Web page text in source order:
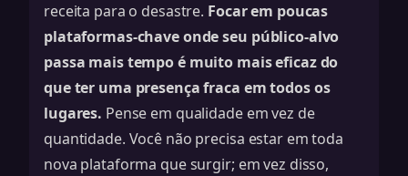
receita para o desastre. Focar em poucas
plataformas-chave onde seu público-alvo
passa mais tempo é muito mais eficaz do
que ter uma presença fraca em todos os
lugares. Pense em qualidade em vez de
quantidade. Você não precisa estar em toda
nova plataforma que surgir; em vez disso,